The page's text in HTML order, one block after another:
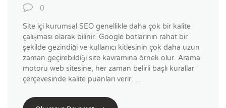
0
Site içi kurumsal SEO genellikle daha çok bir kalite
çalışması olarak bilinir. Google botlarının rahat bir
şekilde gezindiği ve kullanıcı kitlesinin çok daha uzun
zaman geçirebildiği site kavramına örnek olur. Arama
motoru web sitesine, her zaman belirli başlı kurallar
çerçevesinde kalite puanları verir. ...